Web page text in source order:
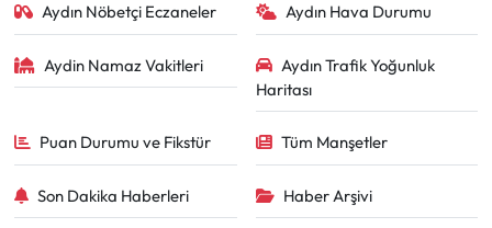
Aydın Nöbetçi Eczaneler Aydın Hava Durumu
Aydin Namaz Vakitleri
Aydın Trafik Yoğunluk
Haritası
Puan Durumu ve Fikstür Tüm Manşetler
Son Dakika Haberleri Haber Arşivi